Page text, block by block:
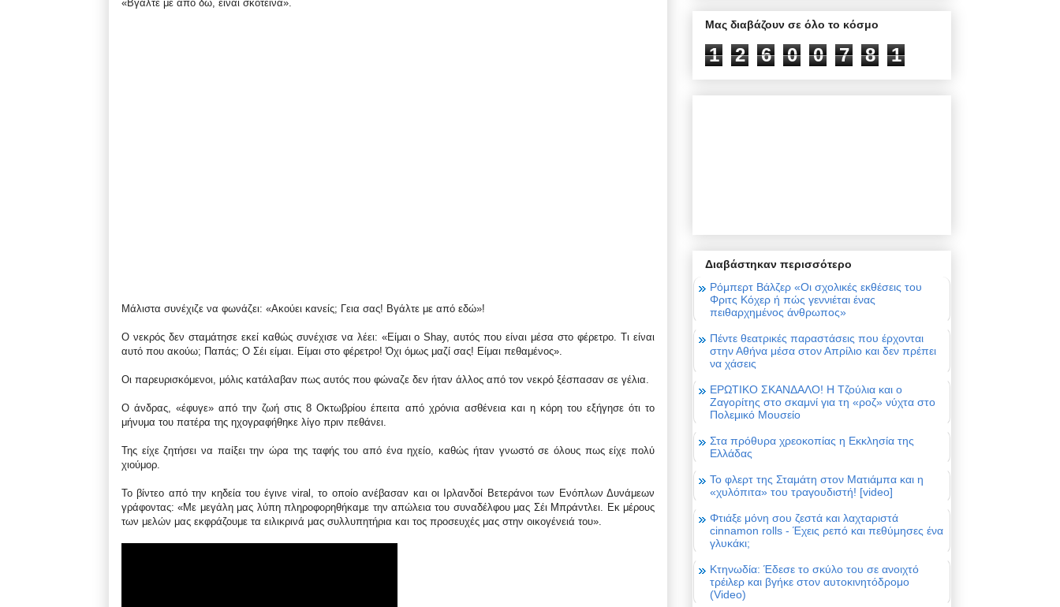
«Βγάλτε με από δω, είναι σκοτεινά».
Μάλιστα συνέχιζε να φωνάζει: «Ακούει κανείς; Γεια σας! Βγάλτε με από εδώ»!
Ο νεκρός δεν σταμάτησε εκεί καθώς συνέχισε να λέει: «Είμαι ο Shay, αυτός που είναι μέσα στο φέρετρο. Τι είναι
αυτό που ακούω; Παπάς; Ο Σέι είμαι. Είμαι στο φέρετρο! Όχι όμως μαζί σας! Είμαι πεθαμένος».
Οι παρευρισκόμενοι, μόλις κατάλαβαν πως αυτός που φώναζε δεν ήταν άλλος από τον νεκρό ξέσπασαν σε γέλια.
Ο άνδρας, «έφυγε» από την ζωή στις 8 Οκτωβρίου έπειτα από χρόνια ασθένεια και η κόρη του εξήγησε ότι το
μήνυμα του πατέρα της ηχογραφήθηκε λίγο πριν πεθάνει.
Της είχε ζητήσει να παίξει την ώρα της ταφής του από ένα ηχείο, καθώς ήταν γνωστό σε όλους πως είχε πολύ
χιούμορ.
Το βίντεο από την κηδεία του έγινε viral, το οποίο ανέβασαν και οι Ιρλανδοί Βετεράνοι των Ενόπλων Δυνάμεων
γράφοντας: «Με μεγάλη μας λύπη πληροφορηθήκαμε την απώλεια του συναδέλφου μας Σέι Μπράντλει. Εκ μέρους
των μελών μας εκφράζουμε τα ειλικρινά μας συλλυπητήρια και τος προσευχές μας στην οικογένειά του».
Μας διαβάζουν σε όλο το κόσμο
1 2 6 0 0 7 8 1
Διαβάστηκαν περισσότερο
Ρόμπερτ Βάλζερ «Οι σχολικές εκθέσεις του
Φριτς Κόχερ ή πώς γεννιέται ένας
πειθαρχημένος άνθρωπος»
Πέντε θεατρικές παραστάσεις που έρχονται
στην Αθήνα μέσα στον Απρίλιο και δεν πρέπει
να χάσεις
ΕΡΩΤΙΚΟ ΣΚΑΝΔΑΛΟ! Η Τζούλια και ο
Ζαγορίτης στο σκαμνί για τη «ροζ» νύχτα στο
Πολεμικό Μουσείο
Στα πρόθυρα χρεοκοπίας η Εκκλησία της
Ελλάδας
Το φλερτ της Σταμάτη στον Ματιάμπα και η
«χυλόπιτα» του τραγουδιστή! [video]
Φτιάξε μόνη σου ζεστά και λαχταριστά
cinnamon rolls - Έχεις ρεπό και πεθύμησες ένα
γλυκάκι;
Κτηνωδία: Έδεσε το σκύλο του σε ανοιχτό
τρέιλερ και βγήκε στον αυτοκινητόδρομο
(Video)